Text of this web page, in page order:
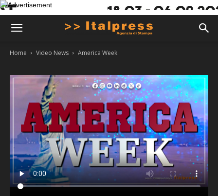
Home Video News America Week